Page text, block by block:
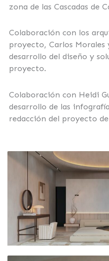
zona de las Cascadas de
Colaboración con los
proyecto, Carlos Morales
desarrollo del diseño y
proyecto.
Colaboración con Heidi
desarrollo de las
redacción del proyecto